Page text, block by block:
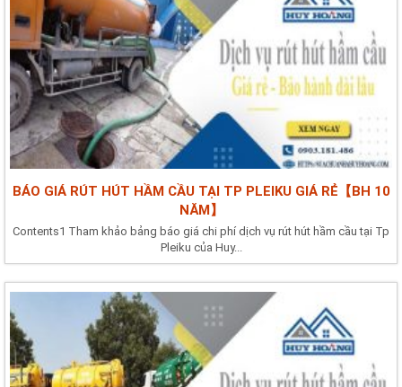
BÁO GIÁ RÚT HÚT HẦM CẦU TẠI TP PLEIKU GIÁ RẺ【BH 10
NĂM】
Contents1 Tham khảo bảng báo giá chi phí dịch vụ rút hút hầm cầu tại Tp
Pleiku của Huy...